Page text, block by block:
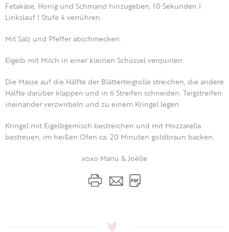
Fetakäse, Honig und Schmand hinzugeben, 10 Sekunden |
Linkslauf | Stufe 4 verrühren.
Mit Salz und Pfeffer abschmecken.
Eigelb mit Milch in einer kleinen Schüssel verquirlen.
Die Masse auf die Hälfte der Blätterteigrolle streichen, die andere
Hälfte darüber klappen und in 6 Streifen schneiden. Teigstreifen
ineinander verzwirbeln und zu einem Kringel legen.
Kringel mit Eigelbgemisch bestreichen und mit Mozzarella
bestreuen, im heißen Ofen ca. 20 Minuten goldbraun backen.
xoxo Manu & Joëlle